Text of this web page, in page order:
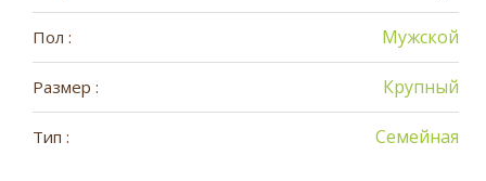
Пол : Мужской
Размер : Крупный
Тип : Семейная